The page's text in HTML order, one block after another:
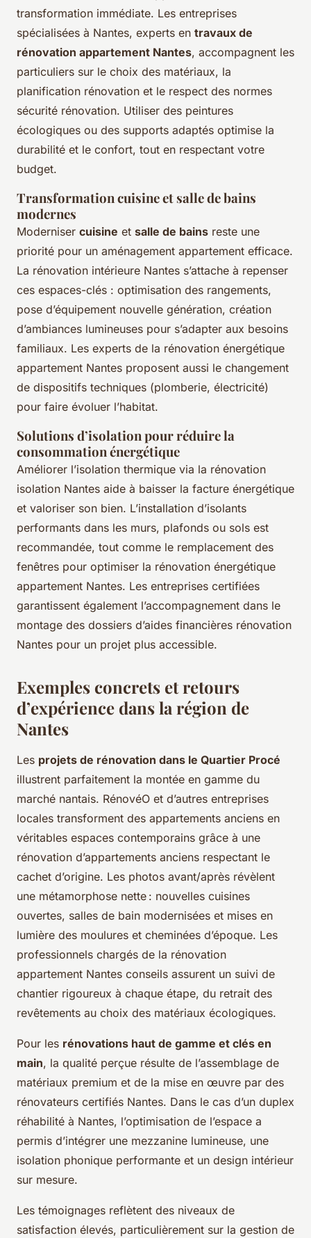
transformation immédiate. Les entreprises
spécialisées à Nantes, experts en travaux de
rénovation appartement Nantes, accompagnent les
particuliers sur le choix des matériaux, la
planification rénovation et le respect des normes
sécurité rénovation. Utiliser des peintures
écologiques ou des supports adaptés optimise la
durabilité et le confort, tout en respectant votre
budget.
Transformation cuisine et salle de bains
modernes
Moderniser cuisine et salle de bains reste une
priorité pour un aménagement appartement efficace.
La rénovation intérieure Nantes s’attache à repenser
ces espaces-clés : optimisation des rangements,
pose d’équipement nouvelle génération, création
d’ambiances lumineuses pour s’adapter aux besoins
familiaux. Les experts de la rénovation énergétique
appartement Nantes proposent aussi le changement
de dispositifs techniques (plomberie, électricité)
pour faire évoluer l’habitat.
Solutions d’isolation pour réduire la
consommation énergétique
Améliorer l’isolation thermique via la rénovation
isolation Nantes aide à baisser la facture énergétique
et valoriser son bien. L’installation d’isolants
performants dans les murs, plafonds ou sols est
recommandée, tout comme le remplacement des
fenêtres pour optimiser la rénovation énergétique
appartement Nantes. Les entreprises certifiées
garantissent également l’accompagnement dans le
montage des dossiers d’aides financières rénovation
Nantes pour un projet plus accessible.
Exemples concrets et retours
d’expérience dans la région de
Nantes
Les projets de rénovation dans le Quartier Procé
illustrent parfaitement la montée en gamme du
marché nantais. RénovéO et d’autres entreprises
locales transforment des appartements anciens en
véritables espaces contemporains grâce à une
rénovation d’appartements anciens respectant le
cachet d’origine. Les photos avant/après révèlent
une métamorphose nette : nouvelles cuisines
ouvertes, salles de bain modernisées et mises en
lumière des moulures et cheminées d’époque. Les
professionnels chargés de la rénovation
appartement Nantes conseils assurent un suivi de
chantier rigoureux à chaque étape, du retrait des
revêtements au choix des matériaux écologiques.
Pour les rénovations haut de gamme et clés en
main, la qualité perçue résulte de l’assemblage de
matériaux premium et de la mise en œuvre par des
rénovateurs certifiés Nantes. Dans le cas d’un duplex
réhabilité à Nantes, l’optimisation de l’espace a
permis d’intégrer une mezzanine lumineuse, une
isolation phonique performante et un design intérieur
sur mesure.
Les témoignages reflètent des niveaux de
satisfaction élevés, particulièrement sur la gestion de